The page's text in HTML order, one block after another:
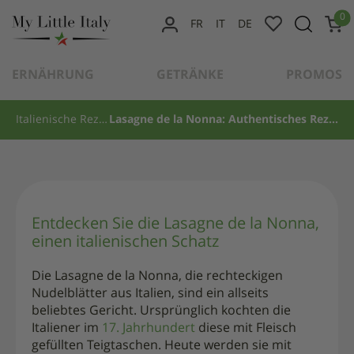
ERNÄHRUNG GETRÄNKE PROMOS
FR DE
0
Italienische Rezepte Lasagne de la Nonna: Authentisches Rezept und Tipps
ITALIENISCHE REZEPTE
GESCHRIEBEN AM
Lasagne de la Nonna:
Tipps
Entdecken Sie die Lasagne de la Nonna,
einen italienischen Schatz
Die Lasagne de la Nonna, die rechteckigen
Nudelblätter aus Italien, sind ein allseits
beliebtes Gericht. Ursprünglich kochten die
Italiener im 17. Jahrhundert diese mit Fleisch
gefüllten Teigtaschen. Heute werden sie mit